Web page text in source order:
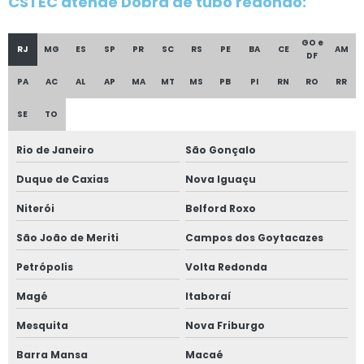
Calandra de tubo manual
Calandra de tubo quadrado
Calandra de tubos e perfis
Calandragem de chapas
Calandragem de perfil
Calandragem de tubos
Caldeiraria e montagem industrial
Caldeiraria industrial em são paulo
RJ MG ES SP PR SC RS PE BA CE
GO e
DF
AM
PA AC AL AP MA MT MS PB PI RN RO RR
SE TO
Rio de Janeiro São Gonçalo
Duque de Caxias Nova Iguaçu
Niterói Belford Roxo
São João de Meriti Campos dos Goytacazes
Petrópolis Volta Redonda
Magé Itaboraí
Mesquita Nova Friburgo
Barra Mansa Macaé